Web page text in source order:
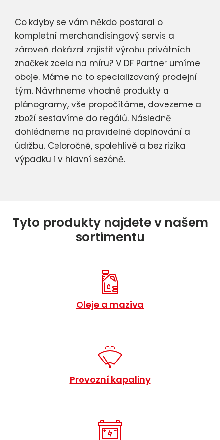
Co kdyby se vám někdo postaral o
kompletní merchandisingový servis a
zároveň dokázal zajistit výrobu privátních
značkek zcela na míru? V DF Partner umíme
oboje. Máme na to specializovaný prodejní
tým. Návrhneme vhodné produkty a
plánogramy, vše propočítáme, dovezeme a
zboží sestavíme do regálů. Následně
dohlédneme na pravidelné doplňování a
údržbu. Celoročně, spolehlivě a bez rizika
výpadku i v hlavní sezóně.
Tyto produkty najdete v našem
sortimentu
Oleje a maziva
Provozní kapaliny